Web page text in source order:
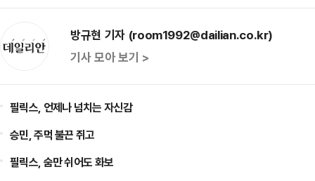
방규현 기자 (room1992@dailian.co.kr)
기사 모아 보기 >
필릭스, 언제나 넘치는 자신감
승민, 주먹 불끈 쥐고
필릭스, 숨만 쉬어도 화보